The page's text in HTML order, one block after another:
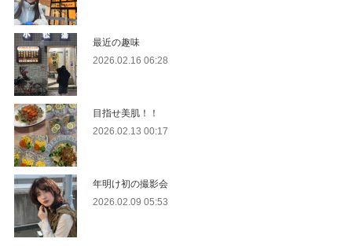
最近の趣味
2026.02.16 06:28
目指せ美肌！！
2026.02.13 00:17
年明け初の撮影会
2026.02.09 05:53